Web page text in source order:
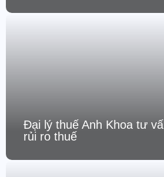
Đại lý thuế Anh Khoa tư
rủi ro thuế